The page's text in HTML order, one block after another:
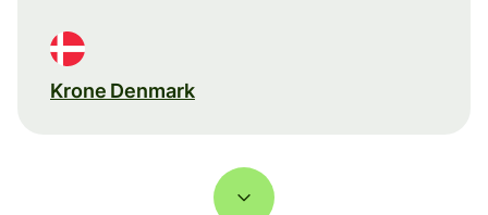
Krone Denmark